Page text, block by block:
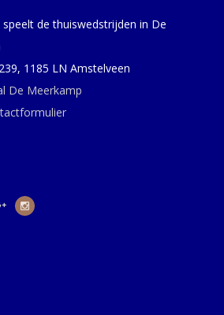
de thuiswedstrijden in De
1185 LN Amstelveen
De Meerkamp